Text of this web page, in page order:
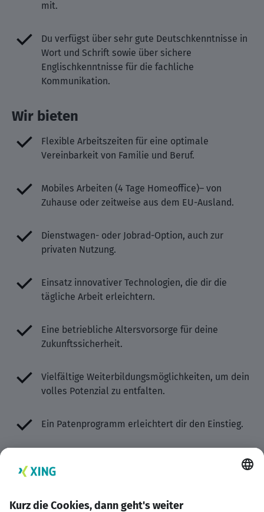
mit.
Du verfügst über sehr gute Deutschkenntnisse in
Wort und Schrift sowie über sichere
Englischkenntnisse für die fachliche
Kommunikation.
Wir bieten
Flexible Arbeitszeiten für eine optimale
Vereinbarkeit von Familie und Beruf.
Mobiles Arbeiten (4 Tage Homeoffice)– von
Zuhause oder zeitweise aus dem EU-Ausland.
Dienstwagen- oder Jobrad-Option, auch zur
privaten Nutzung.
Einsatz innovativer Technologien, die dir die
tägliche Arbeit erleichtern.
Eine betriebliche Altersvorsorge für deine
Zukunftssicherheit.
Vielfältige Weiterbildungsmöglichkeiten, um dein
volles Potenzial zu entfalten.
Ein Patenprogramm erleichtert dir den Einstieg.
den Zusammenhalt.
Belegplätze im Betriebskindergarten bieten